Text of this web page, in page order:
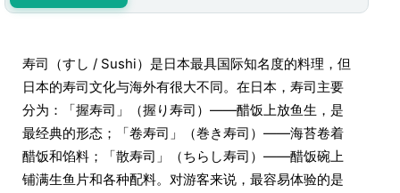
寿司（すし / Sushi）是日本最具国际知名度的料理，但
日本的寿司文化与海外有很大不同。在日本，寿司主要
分为：「握寿司」（握り寿司）——醋饭上放鱼生，是
最经典的形态；「卷寿司」（巻き寿司）——海苔卷着
醋饭和馅料；「散寿司」（ちらし寿司）——醋饭碗上
铺满生鱼片和各种配料。对游客来说，最容易体验的是